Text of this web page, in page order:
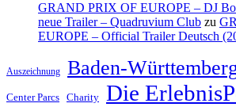
GRAND PRIX OF EUROPE – DJ
neue Trailer – Quadruvium Club zu
EUROPE – Official Trailer Deutsch
Auszeichnung Baden-
Center Parcs Charity Die